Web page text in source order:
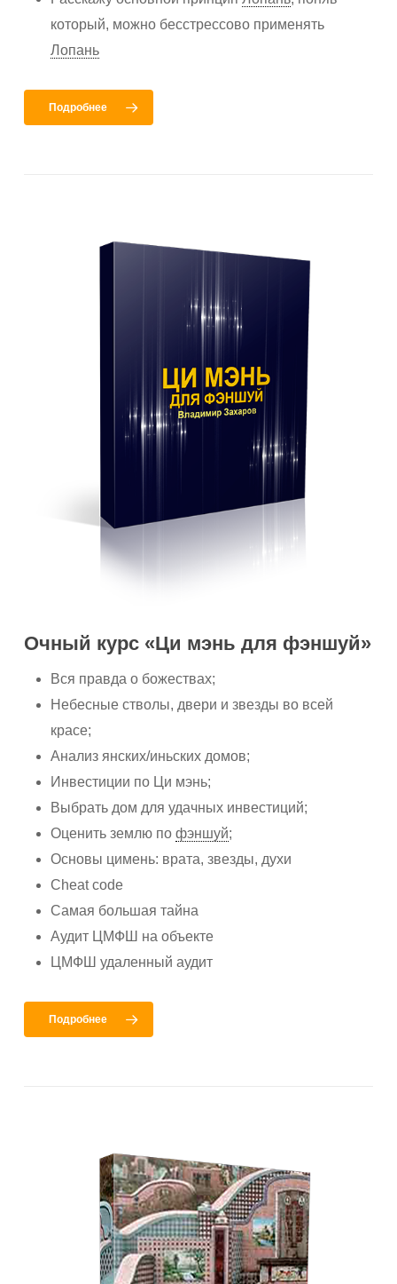
который, можно бесстрессово применять
Лопань
Подробнее
Очный курс «Ци мэнь для фэншуй»
Вся правда о божествах;
Небесные стволы, двери и звезды во всей
красе;
Анализ янских/иньских домов;
Инвестиции по Ци мэнь;
Выбрать дом для удачных инвестиций;
Оценить землю пофэншуй;
Основы цимень: врата, звезды, духи
Cheat code
Самая большая тайна
Аудит ЦМФШ на объекте
ЦМФШ удаленный аудит
Подробнее